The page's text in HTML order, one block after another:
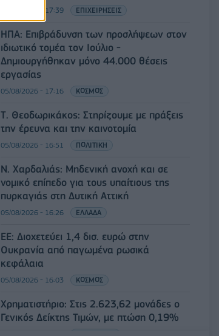
05/08/2026 - 17:39 ΕΠΙΧΕΙΡΗΣΕΙΣ
ΗΠΑ: Επιβράδυνση των προσλήψεων στον
ιδιωτικό τομέα τον Ιούλιο -
Δημιουργήθηκαν μόνο 44.000 θέσεις
εργασίας
05/08/2026 - 17:16 ΚΟΣΜΟΣ
Τ. Θεοδωρικάκος: Στηρίζουμε με πράξεις
την έρευνα και την καινοτομία
05/08/2026 - 16:51 ΠΟΛΙΤΙΚΗ
Ν. Χαρδαλιάς: Μηδενική ανοχή και σε
νομικό επίπεδο για τους υπαίτιους της
πυρκαγιάς στη Δυτική Αττική
05/08/2026 - 16:26 ΕΛΛΑΔΑ
ΕΕ: Διοχετεύει 1,4 δισ. ευρώ στην
Ουκρανία από παγωμένα ρωσικά
κεφάλαια
05/08/2026 - 16:03 ΚΟΣΜΟΣ
Χρηματιστήριο: Στις 2.623,62 μονάδες ο
Γενικός Δείκτης Τιμών, με πτώση 0,19%